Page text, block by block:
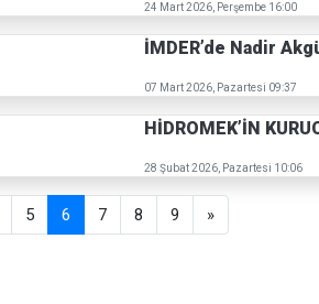
24 Mart 2026, Perşembe 16:00
İMDER’de Nadir
07 Mart 2026, Pazartesi 09:37
HİDROMEK’İN
28 Şubat 2026, Pazartesi 10:06
5 6 7 8 9 »